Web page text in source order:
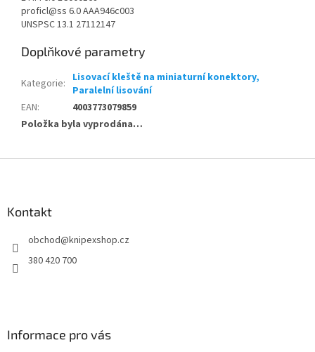
proficl@ss 6.0 AAA946c003
UNSPSC 13.1 27112147
Doplňkové parametry
Kategorie: Lisovací kleště na miniaturní konektory,
Paralelní lisování
EAN:
4003773079859
Položka byla vyprodána…
Kontakt
obchod@knipexshop.cz
380 420 700
Informace pro vás